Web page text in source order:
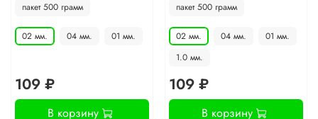
пакет 500 грамм
02 мм. 04 мм. 01 мм.
109 ₽
В корзину
пакет 500 грамм
02 мм. 04 мм.
01 мм.
1.0 мм.
109 ₽
В корзину